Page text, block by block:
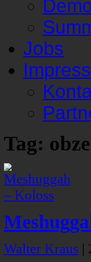
Jobs
Tag:
Walter Kraus |